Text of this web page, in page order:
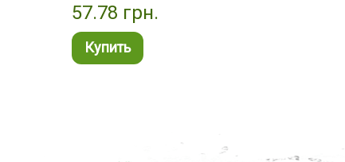
57.78 грн.
Купить